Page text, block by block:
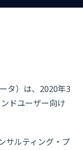
タ）は、2020年3
ドユーザー向け
サルティング・プ